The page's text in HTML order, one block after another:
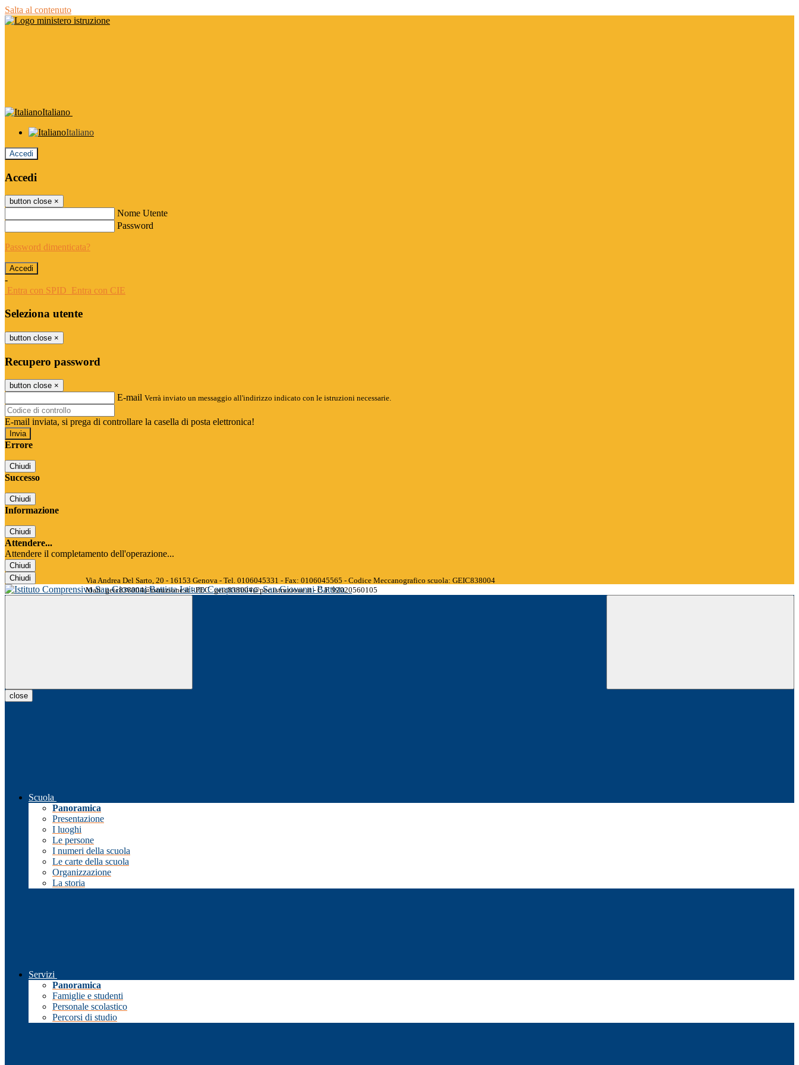
Salta al contenuto
Italiano
Italiano
Accedi
Accedi
button close ×
Nome Utente
Password
Password dimenticata?
-
Entra con SPID Entra con CIE
Seleziona utente
button close ×
Recupero password
button close ×
E-mail Verrà inviato un messaggio all'indirizzo indicato con le istruzioni necessarie.
E-mail inviata, si prega di controllare la casella di posta elettronica!
Errore
Chiudi
Successo
Chiudi
Informazione
Chiudi
Attendere...
Attendere il completamento dell'operazione...
Chiudi
Chiudi
Istituto Comprensivo San Giovanni Battista
Via Andrea Del Sarto, 20 - 16153 Genova - Tel. 0106045331 - Fax: 0106045565 - Codice Meccanografico scuola: GEIC838004
Mail: geic838004@istruzione.it - PEC: geic838004@pec.istruzione.it - C.F. 92020560105
close
Scuola
Panoramica
Presentazione
I luoghi
Le persone
I numeri della scuola
Le carte della scuola
Organizzazione
La storia
Servizi
Panoramica
Famiglie e studenti
Personale scolastico
Percorsi di studio